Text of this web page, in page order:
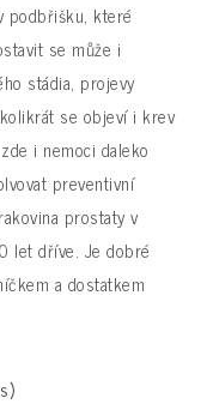
podbřišku, které
se může i
stádia, projevy
se objeví i krev
i nemoci daleko
preventivní
prostaty v
let dříve. Je dobré
a dostatkem